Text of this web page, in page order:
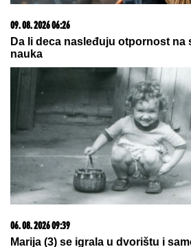
Hibrid broj 1 koji osvaja Evropu,
akcijskoj ceni od 19.990€ do 31.8.